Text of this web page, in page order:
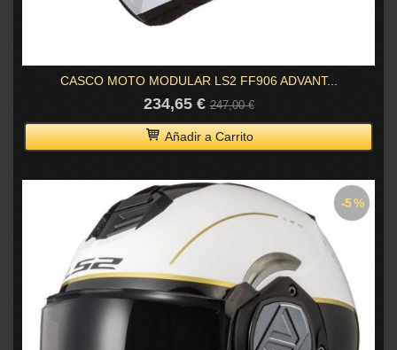
CASCO MOTO MODULAR LS2 FF906 ADVANT...
234,65 €247,00 €
Añadir a Carrito
-5 %